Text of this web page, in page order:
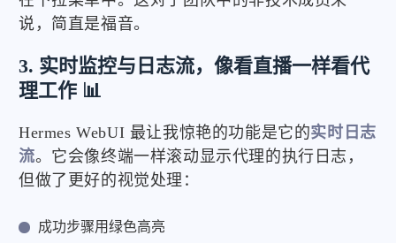
说，简直是福音。
3. 实时监控与日志流，像看直播一样看代
理工作 📊
Hermes WebUI 最让我惊艳的功能是它的实时日志
流。它会像终端一样滚动显示代理的执行日志，
但做了更好的视觉处理：
成功步骤用绿色高亮